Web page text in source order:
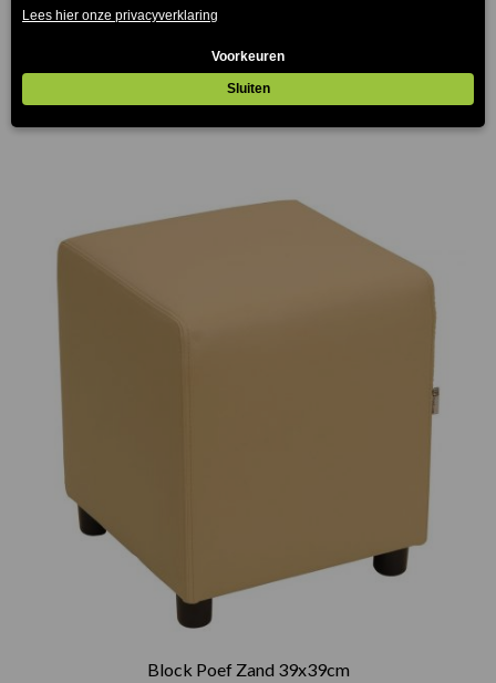
Block Poef Licht Bruin 39x39cm
€63.00 (Prijs incl. btw: €76,23)
Block Poef Zand 39x39cm